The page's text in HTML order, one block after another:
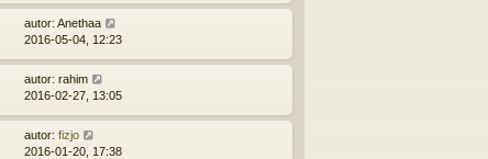
autor: Anethaa
2016-05-04, 12:23
autor: rahim
2016-02-27, 13:05
autor: fizjo
2016-01-20, 17:38